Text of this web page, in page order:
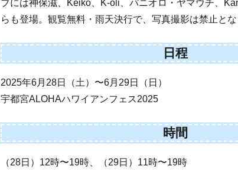
ブには神保滋、Keiko、K-oli、パニオロ・ヤマウチ、
らも登場。観覧無料・雨天決行で、写真撮影は禁止と
日程
2025年6月28日（土）〜6月29日（日）
宇都宮ALOHAハワイアンフェス2025
時間
（28日）12時〜19時、（29日）11時〜19時